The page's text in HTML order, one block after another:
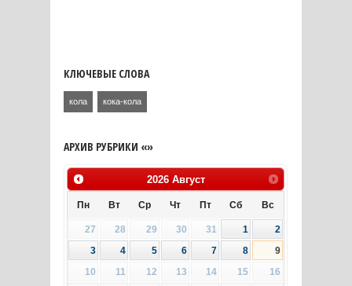
КЛЮЧЕВЫЕ СЛОВА
кола кока-кола
АРХИВ РУБРИКИ «»
2026 Август
Пн Вт Ср Чт Пт Сб Вс
27 28 29 30 31 1
2
3
4 5 6 7 8
9
10
11 12 13 14 15
16